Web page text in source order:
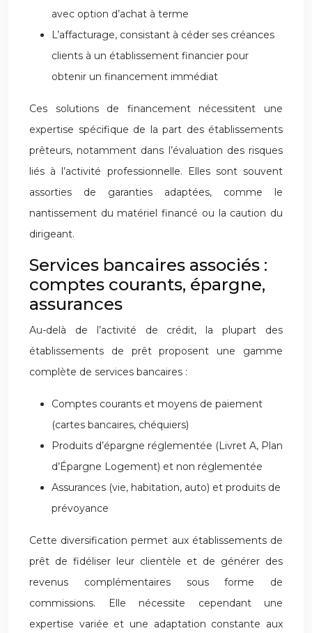
avec option d’achat à terme
L’affacturage, consistant à céder ses créances
clients à un établissement financier pour
obtenir un financement immédiat
Ces solutions de financement nécessitent une
expertise spécifique de la part des établissements
prêteurs, notamment dans l’évaluation des risques
liés à l’activité professionnelle. Elles sont souvent
assorties de garanties adaptées, comme le
nantissement du matériel financé ou la caution du
dirigeant.
Services bancaires associés :
comptes courants, épargne,
assurances
Au-delà de l’activité de crédit, la plupart des
établissements de prêt proposent une gamme
complète de services bancaires :
Comptes courants et moyens de paiement
(cartes bancaires, chéquiers)
Produits d’épargne réglementée (Livret A, Plan
d’Épargne Logement) et non réglementée
Assurances (vie, habitation, auto) et produits de
prévoyance
Cette diversification permet aux établissements de
prêt de fidéliser leur clientèle et de générer des
revenus complémentaires sous forme de
commissions. Elle nécessite cependant une
expertise variée et une adaptation constante aux